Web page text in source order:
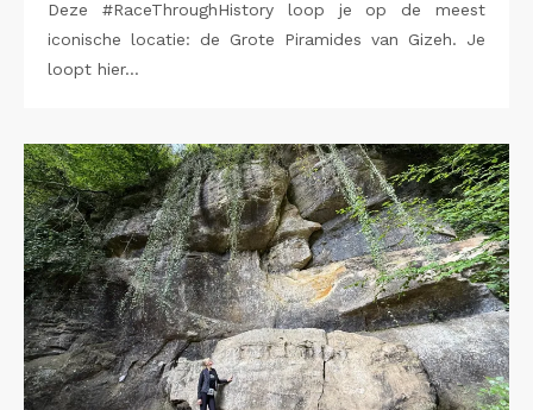
Deze #RaceThroughHistory loop je op de meest
iconische locatie: de Grote Piramides van Gizeh. Je
loopt hier…